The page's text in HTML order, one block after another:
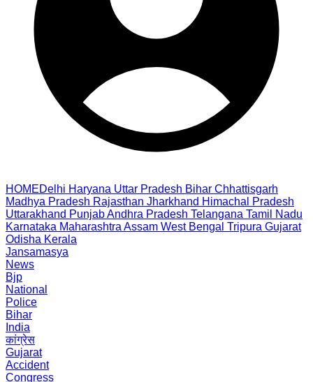
HOMEDelhi Haryana Uttar Pradesh Bihar Chhattisgarh
Madhya Pradesh Rajasthan Jharkhand Himachal Pradesh
Uttarakhand PunjabAndhra Pradesh Telangana Tamil Nadu
Karnataka Maharashtra Assam West Bengal Tripura Gujarat
Odisha Kerala
Jansamasya
News
Bjp
National
Police
Bihar
India
कांग्रेस
Gujarat
Accident
Congress